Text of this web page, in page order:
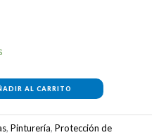
AL CARRITO
, Pinturería, Protección de